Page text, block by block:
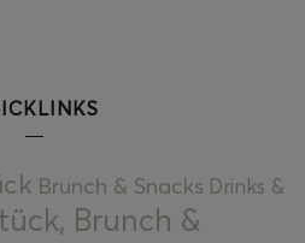
Brunch & Snacks Drinks &
Brunch &